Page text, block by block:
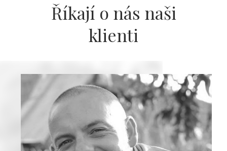
Říkají o nás naši
klienti